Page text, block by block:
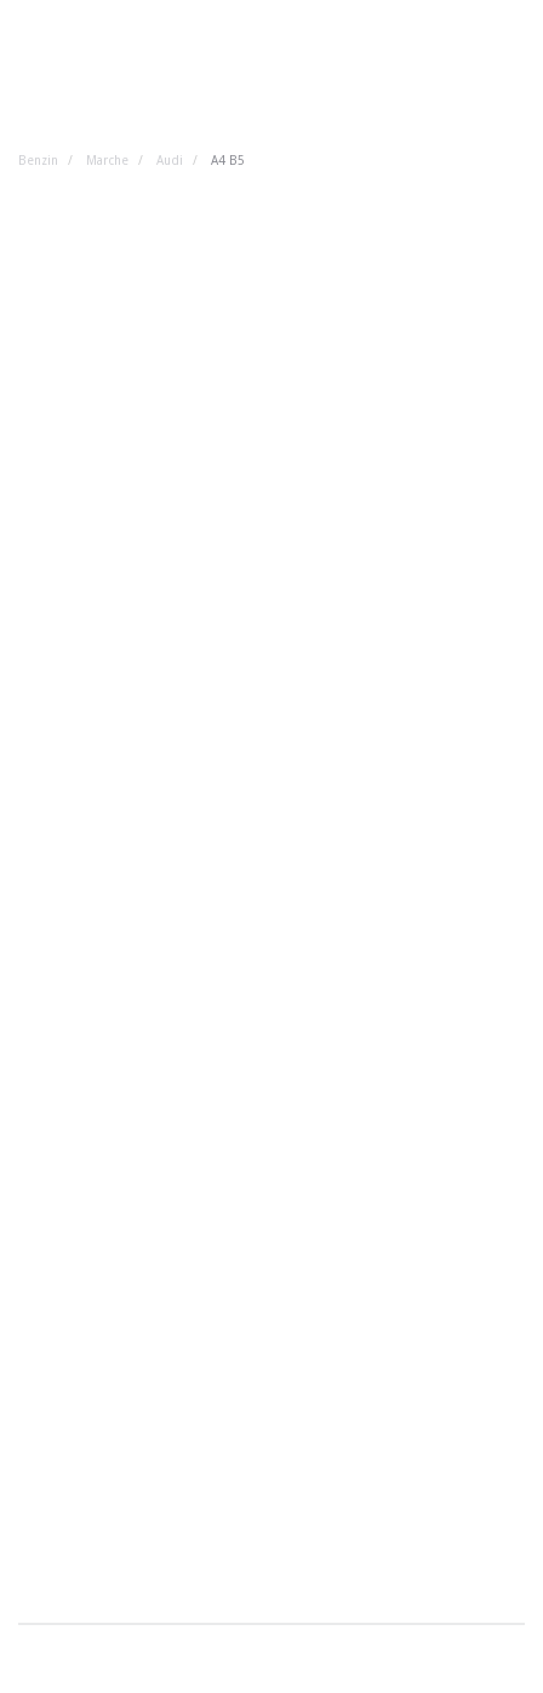
Benzin Marche Audi A4 B5